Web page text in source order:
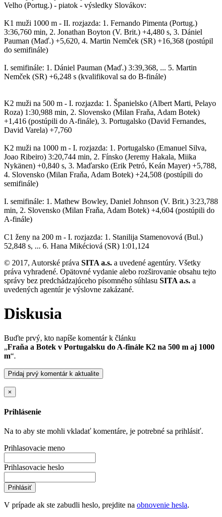
Velho (Portug.) - piatok - výsledky Slovákov:
K1 muži 1000 m - II. rozjazda: 1. Fernando Pimenta (Portug.)
3:36,760 min, 2. Jonathan Boyton (V. Brit.) +4,480 s, 3. Dániel
Pauman (Maď.) +5,620, 4. Martin Nemček (SR) +16,368 (postúpil
do semifinále)
I. semifinále: 1. Dániel Pauman (Maď.) 3:39,368, ... 5. Martin
Nemček (SR) +6,248 s (kvalifikoval sa do B-finále)
K2 muži na 500 m - I. rozjazda: 1. Španielsko (Albert Marti, Pelayo
Roza) 1:30,988 min, 2. Slovensko (Milan Fraňa, Adam Botek)
+1,416 (postúpili do A-finále), 3. Portugalsko (David Fernandes,
David Varela) +7,760
K2 muži na 1000 m - I. rozjazda: 1. Portugalsko (Emanuel Silva,
Joao Ribeiro) 3:20,744 min, 2. Fínsko (Jeremy Hakala, Miika
Nykänen) +0,840 s, 3. Maďarsko (Erik Petró, Keán Mayer) +5,788,
4. Slovensko (Milan Fraňa, Adam Botek) +24,508 (postúpili do
semifinále)
I. semifinále: 1. Mathew Bowley, Daniel Johnson (V. Brit.) 3:23,788
min, 2. Slovensko (Milan Fraňa, Adam Botek) +4,604 (postúpili do
A-finále)
C1 ženy na 200 m - I. rozjazda: 1. Stanilija Stamenovová (Bul.)
52,848 s, ... 6. Hana Mikéciová (SR) 1:01,124
© 2017, Autorské práva SITA a.s. a uvedené agentúry. Všetky
práva vyhradené. Opätovné vydanie alebo rozširovanie obsahu tejto
správy bez predchádzajúceho písomného súhlasu SITA a.s. a
uvedených agentúr je výslovne zakázané.
Diskusia
Buďte prvý, kto napíše komentár k článku
„Fraňa a Botek v Portugalsku do A-finále K2 na 500 m aj 1000
m“.
Pridaj prvý komentár k aktualite
×
Prihlásenie
Na to aby ste mohli vkladať komentáre, je potrebné sa prihlásiť.
Prihlasovacie meno
Prihlasovacie heslo
Prihlásiť
V prípade ak ste zabudli heslo, prejdite na obnovenie hesla.